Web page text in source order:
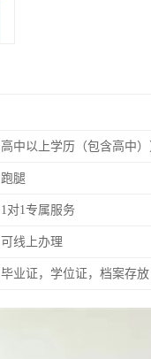
高中以上学历（包含高中）
跑腿
1对1专属服务
可线上办理
毕业证，学位证，档案存